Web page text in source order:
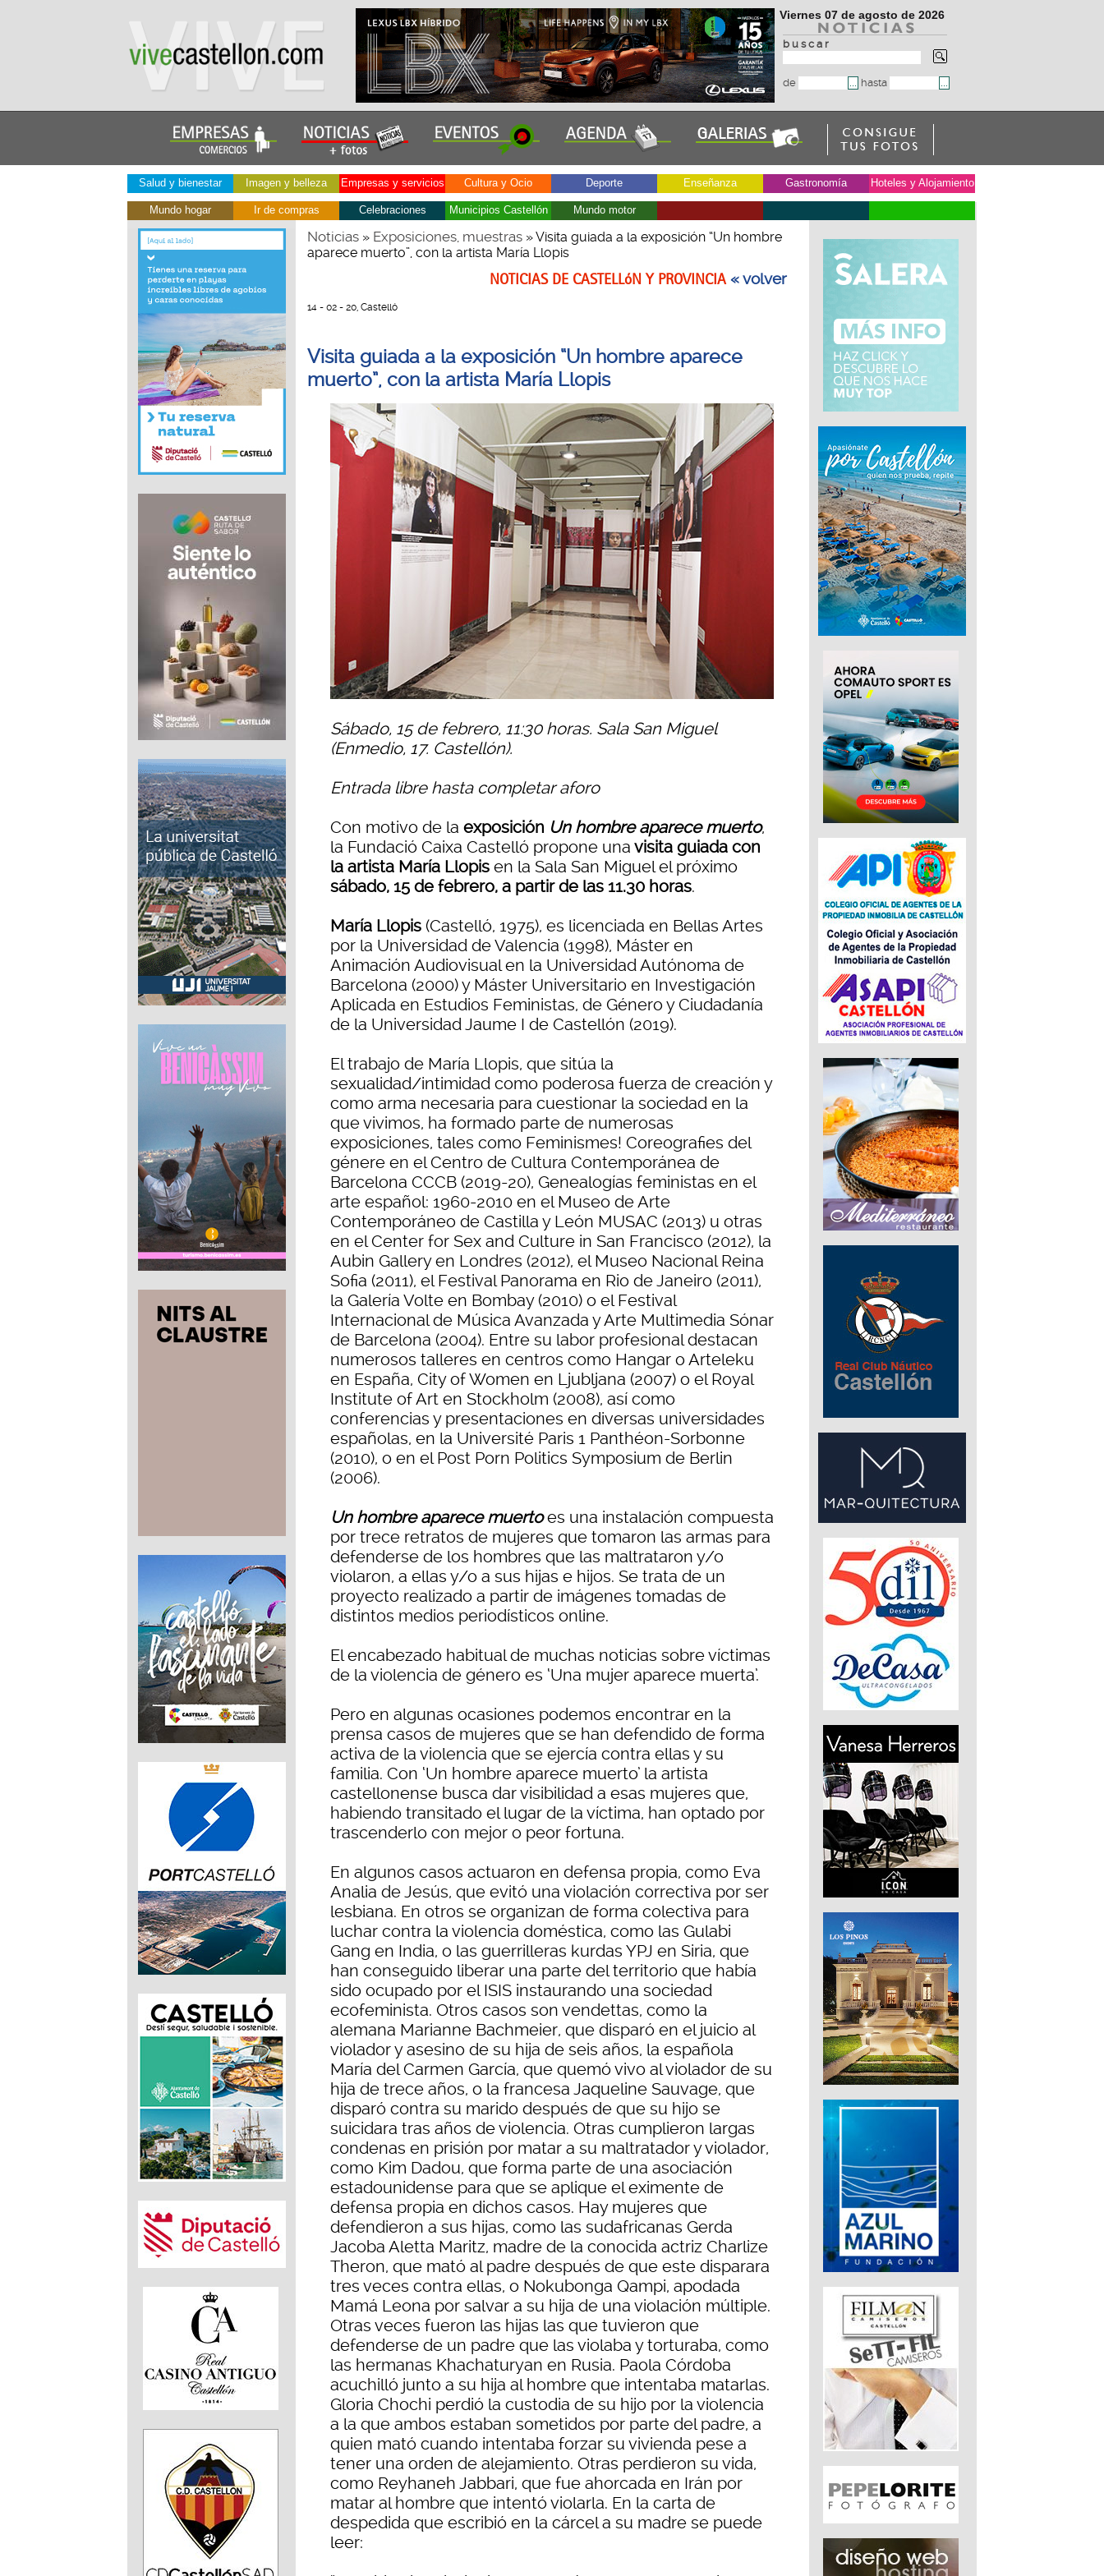
Viernes 07 de agosto de 2026
b u s c a r
de hasta
Salud y bienestar Imagen y belleza Empresas y servicios Cultura y Ocio Deporte Enseñanza Gastronomía Hoteles y Alojamiento
Mundo hogar Ir de compras Celebraciones Municipios Castellón Mundo motor
Noticias» Exposiciones, muestras» Visita guiada a la exposición “Un hombre
aparece muerto”, con la artista María Llopis
NOTICIAS DE CASTELLóN Y PROVINCIA« volver
14 - 02 - 20, Castelló
Visita guiada a la exposición “Un hombre aparece
muerto”, con la artista María Llopis
Sábado, 15 de febrero, 11:30 horas. Sala San Miguel
(Enmedio, 17. Castellón).
Entrada libre hasta completar aforo
Con motivo de la exposición Un hombre aparece muerto,
la Fundació Caixa Castelló propone una visita guiada con
la artista María Llopis en la Sala San Miguel el próximo
sábado, 15 de febrero, a partir de las 11.30 horas.
María Llopis (Castelló, 1975), es licenciada en Bellas Artes
por la Universidad de Valencia (1998), Máster en
Animación Audiovisual en la Universidad Autónoma de
Barcelona (2000) y Máster Universitario en Investigación
Aplicada en Estudios Feministas, de Género y Ciudadanía
de la Universidad Jaume I de Castellón (2019).
El trabajo de María Llopis, que sitúa la
sexualidad/intimidad como poderosa fuerza de creación y
como arma necesaria para cuestionar la sociedad en la
que vivimos, ha formado parte de numerosas
exposiciones, tales como Feminismes! Coreografies del
génere en el Centro de Cultura Contemporánea de
Barcelona CCCB (2019-20), Genealogías feministas en el
arte español: 1960-2010 en el Museo de Arte
Contemporáneo de Castilla y León MUSAC (2013) u otras
en el Center for Sex and Culture in San Francisco (2012), la
Aubin Gallery en Londres (2012), el Museo Nacional Reina
Sofia (2011), el Festival Panorama en Rio de Janeiro (2011),
la Galería Volte en Bombay (2010) o el Festival
Internacional de Música Avanzada y Arte Multimedia Sónar
de Barcelona (2004). Entre su labor profesional destacan
numerosos talleres en centros como Hangar o Arteleku
en España, City of Women en Ljubljana (2007) o el Royal
Institute of Art en Stockholm (2008), así como
conferencias y presentaciones en diversas universidades
españolas, en la Université Paris 1 Panthéon-Sorbonne
(2010), o en el Post Porn Politics Symposium de Berlin
(2006).
Un hombre aparece muertoes una instalación compuesta
por trece retratos de mujeres que tomaron las armas para
defenderse de los hombres que las maltrataron y/o
violaron, a ellas y/o a sus hijas e hijos. Se trata de un
proyecto realizado a partir de imágenes tomadas de
distintos medios periodísticos online.
El encabezado habitual de muchas noticias sobre víctimas
de la violencia de género es ‘Una mujer aparece muerta’.
Pero en algunas ocasiones podemos encontrar en la
prensa casos de mujeres que se han defendido de forma
activa de la violencia que se ejercía contra ellas y su
familia. Con ‘Un hombre aparece muerto’ la artista
castellonense busca dar visibilidad a esas mujeres que,
habiendo transitado el lugar de la víctima, han optado por
trascenderlo con mejor o peor fortuna.
En algunos casos actuaron en defensa propia, como Eva
Analia de Jesús, que evitó una violación correctiva por ser
lesbiana. En otros se organizan de forma colectiva para
luchar contra la violencia doméstica, como las Gulabi
Gang en India, o las guerrilleras kurdas YPJ en Siria, que
han conseguido liberar una parte del territorio que había
sido ocupado por el ISIS instaurando una sociedad
ecofeminista. Otros casos son vendettas, como la
alemana Marianne Bachmeier, que disparó en el juicio al
violador y asesino de su hija de seis años, la española
María del Carmen García, que quemó vivo al violador de su
hija de trece años, o la francesa Jaqueline Sauvage, que
disparó contra su marido después de que su hijo se
suicidara tras años de violencia. Otras cumplieron largas
condenas en prisión por matar a su maltratador y violador,
como Kim Dadou, que forma parte de una asociación
estadounidense para que se aplique el eximente de
defensa propia en dichos casos. Hay mujeres que
defendieron a sus hijas, como las sudafricanas Gerda
Jacoba Aletta Maritz, madre de la conocida actriz Charlize
Theron, que mató al padre después de que este disparara
tres veces contra ellas, o Nokubonga Qampi, apodada
Mamá Leona por salvar a su hija de una violación múltiple.
Otras veces fueron las hijas las que tuvieron que
defenderse de un padre que las violaba y torturaba, como
las hermanas Khachaturyan en Rusia. Paola Córdoba
acuchilló junto a su hija al hombre que intentaba matarlas.
Gloria Chochi perdió la custodia de su hijo por la violencia
a la que ambos estaban sometidos por parte del padre, a
quien mató cuando intentaba forzar su vivienda pese a
tener una orden de alejamiento. Otras perdieron su vida,
como Reyhaneh Jabbari, que fue ahorcada en Irán por
matar al hombre que intentó violarla. En la carta de
despedida que escribió en la cárcel a su madre se puede
leer: